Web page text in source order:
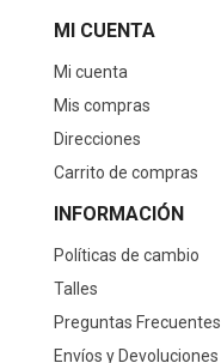
MI CUENTA
Mi cuenta
Mis compras
Direcciones
Carrito de compras
INFORMACIÓN
Políticas de cambio
Talles
Preguntas Frecuentes
Envíos y Devoluciones